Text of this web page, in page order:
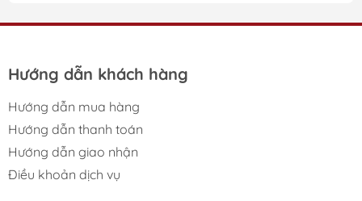
Hướng dẫn khách hàng
Hướng dẫn mua hàng
Hướng dẫn thanh toán
Hướng dẫn giao nhận
Điều khoản dịch vụ